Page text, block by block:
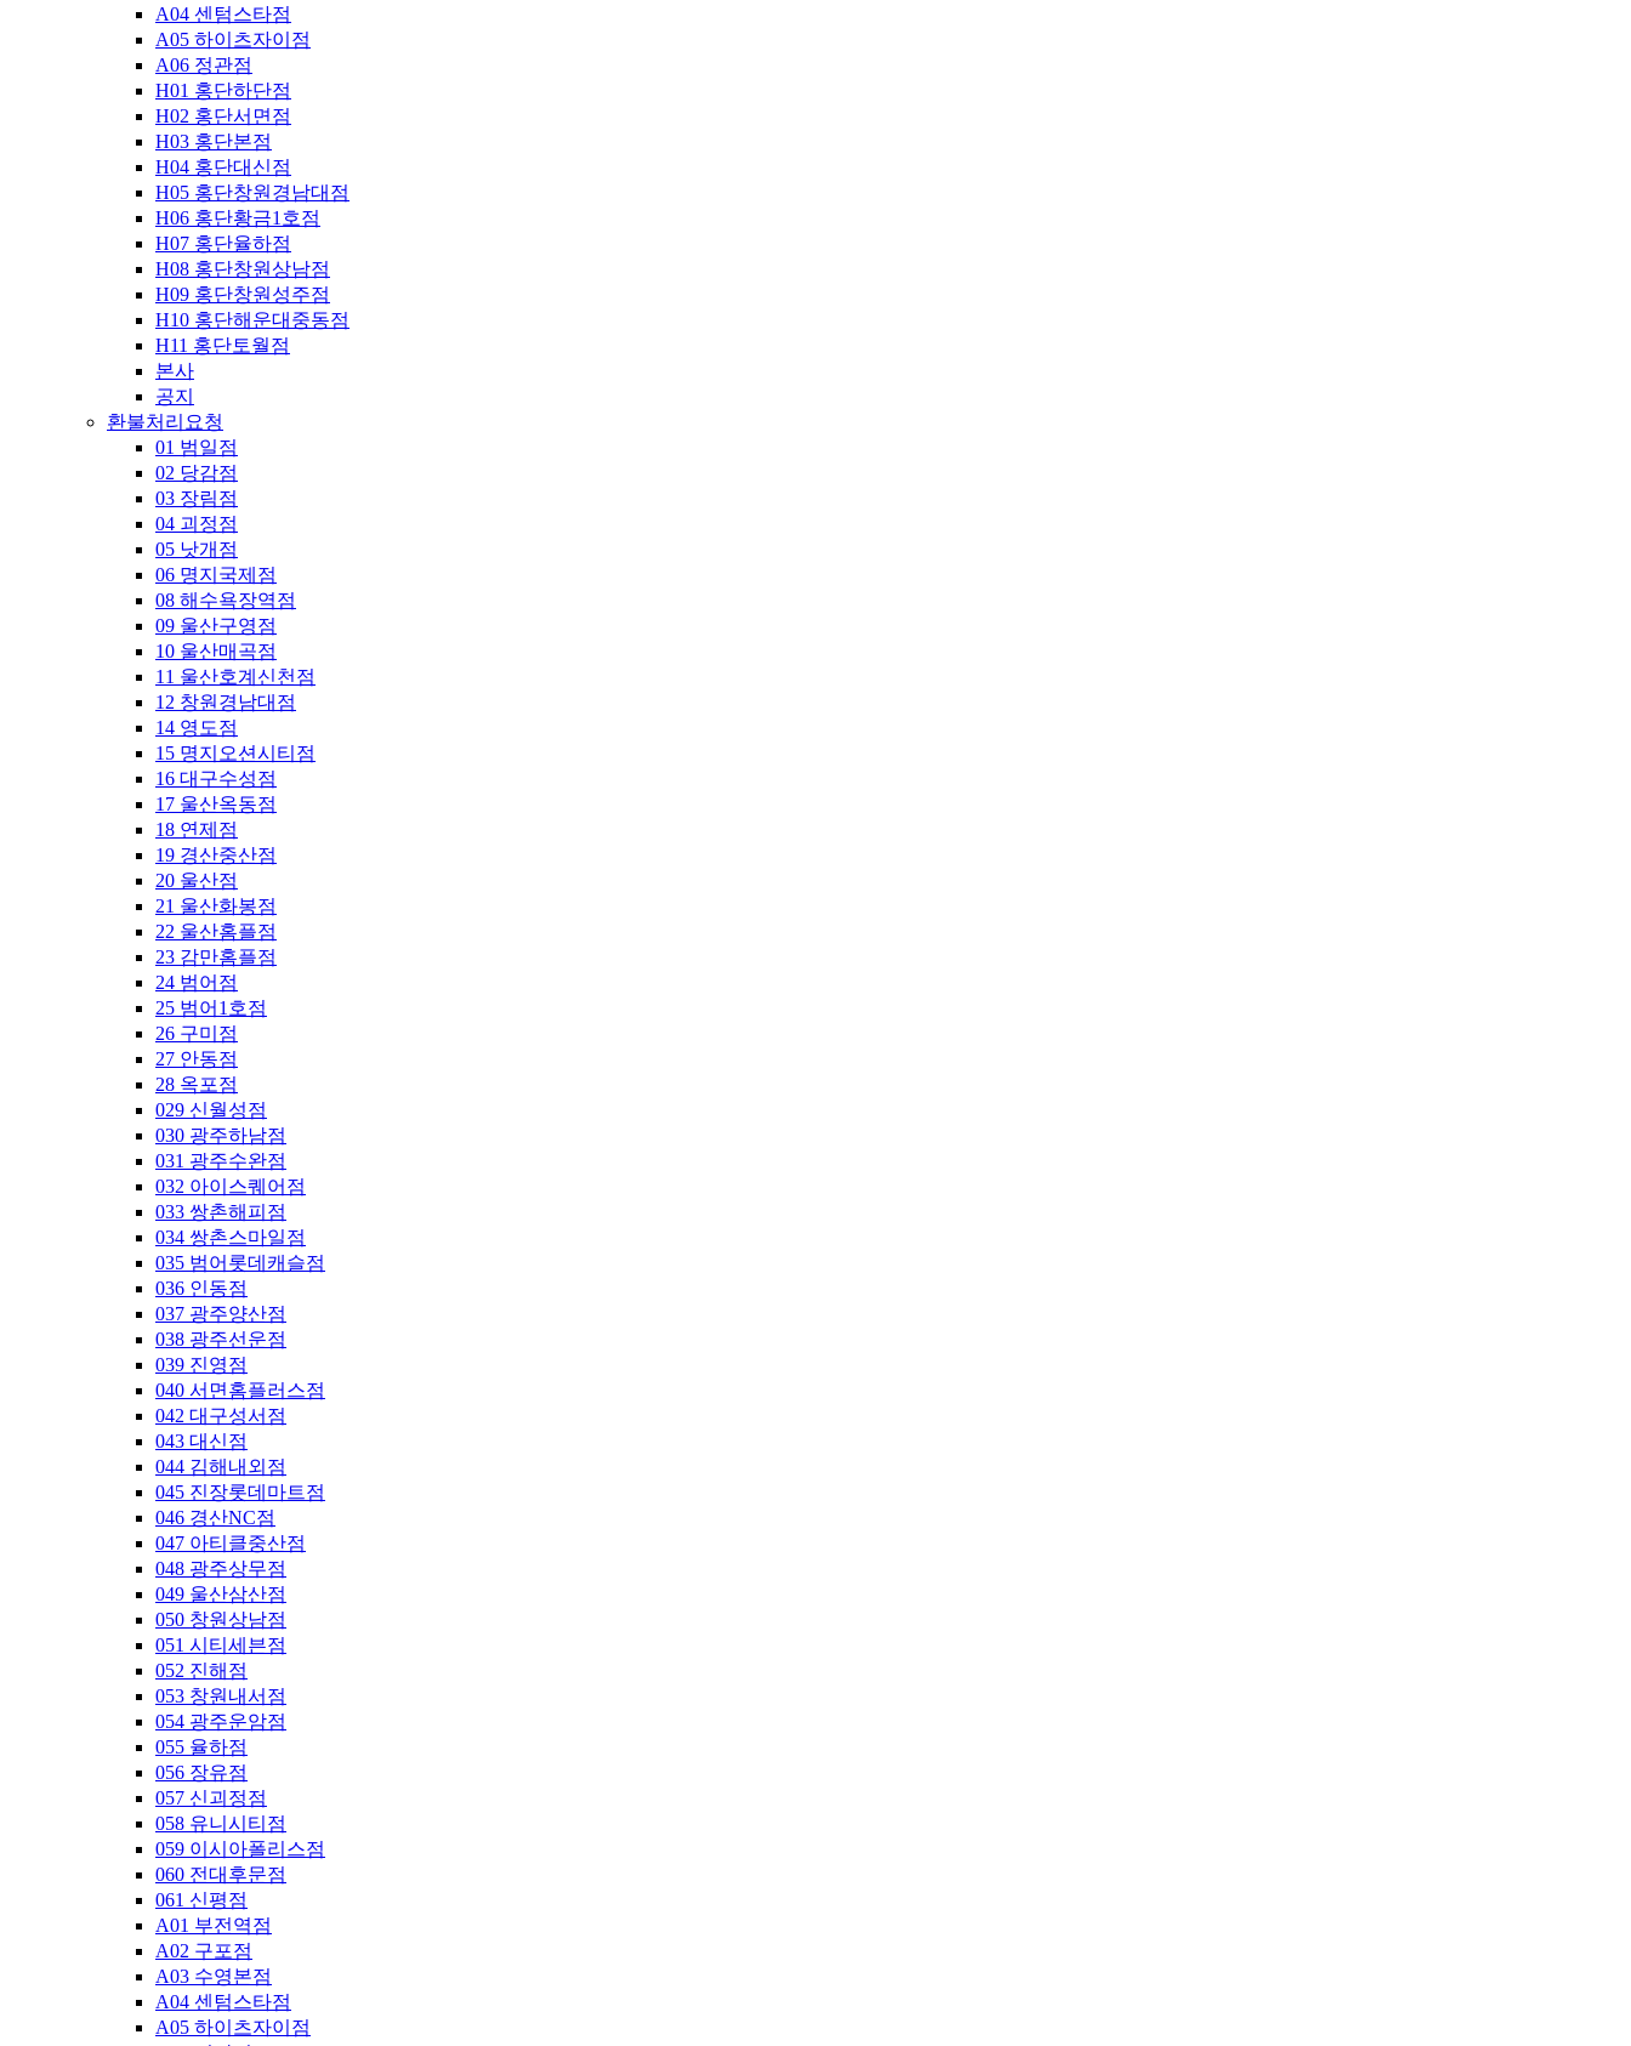
A04 센텀스타점
A05 하이츠자이점
A06 정관점
H01 홍단하단점
H02 홍단서면점
H03 홍단본점
H04 홍단대신점
H05 홍단창원경남대점
H06 홍단황금1호점
H07 홍단율하점
H08 홍단창원상남점
H09 홍단창원성주점
H10 홍단해운대중동점
H11 홍단토월점
본사
공지
환불처리요청
01 범일점
02 당감점
03 장림점
04 괴정점
05 낫개점
06 명지국제점
08 해수욕장역점
09 울산구영점
10 울산매곡점
11 울산호계신천점
12 창원경남대점
14 영도점
15 명지오션시티점
16 대구수성점
17 울산옥동점
18 연제점
19 경산중산점
20 울산점
21 울산화봉점
22 울산홈플점
23 감만홈플점
24 범어점
25 범어1호점
26 구미점
27 안동점
28 옥포점
029 신월성점
030 광주하남점
031 광주수완점
032 아이스퀘어점
033 쌍촌해피점
034 쌍촌스마일점
035 범어롯데캐슬점
036 인동점
037 광주양산점
038 광주선운점
039 진영점
040 서면홈플러스점
042 대구성서점
043 대신점
044 김해내외점
045 진장롯데마트점
046 경산NC점
047 아티클중산점
048 광주상무점
049 울산삼산점
050 창원상남점
051 시티세븐점
052 진해점
053 창원내서점
054 광주운암점
055 율하점
056 장유점
057 신괴정점
058 유니시티점
059 이시아폴리스점
060 전대후문점
061 신평점
A01 부전역점
A02 구포점
A03 수영본점
A04 센텀스타점
A05 하이츠자이점